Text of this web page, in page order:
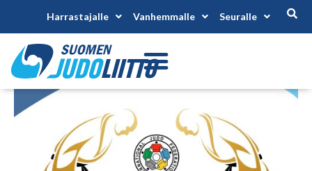
Harrastajalle Vanhemmalle Seuralle